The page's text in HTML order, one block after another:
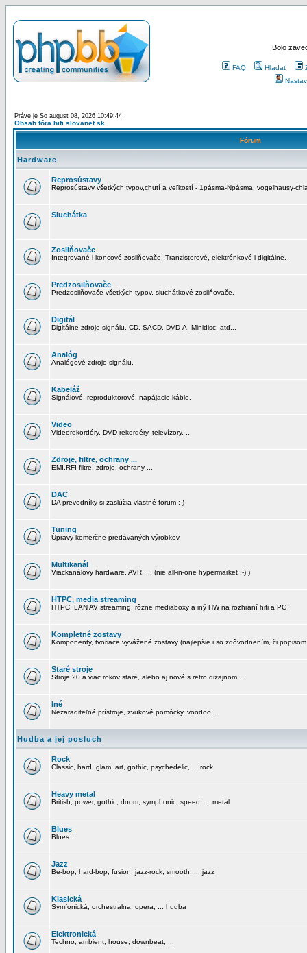
Bolo
FAQ Hľadať
Práve je So august 08, 2026 10:49:44
Obsah fóra hifi.slovanet.sk
Fórum
Hardware
Reprosústavy
Reprosústavy všetkých typov,chutí a veľkostí - 1pásma-Npásma, vogelhausy-
Sluchátka
Zosilňovače
Integrované i koncové zosilňovače. Tranzistorové, elektrónkové i digitálne.
Predzosilňovače
Predzosilňovače všetkých typov, sluchátkové zosilňovače.
Digitál
Digitálne zdroje signálu. CD, SACD, DVD-A, Minidisc, atď...
Analóg
Analógové zdroje signálu.
Kabeláž
Signálové, reproduktorové, napájacie káble.
Video
Videorekordéry, DVD rekordéry, televízory, ...
Zdroje, filtre, ochrany ...
EMI,RFI filtre, zdroje, ochrany ...
DAC
DA prevodníky si zaslúžia vlastné forum :-)
Tuning
Úpravy komerčne predávaných výrobkov.
Multikanál
Viackanálovy hardware, AVR, ... (nie all-in-one hypermarket :-) )
HTPC, media streaming
HTPC, LAN AV streaming, rôzne mediaboxy a iný HW na rozhraní hifi a PC
Kompletné zostavy
Komponenty, tvoriace vyvážené zostavy (najlepšie i so zdôvodnením, či
Staré stroje
Stroje 20 a viac rokov staré, alebo aj nové s retro dizajnom ...
Iné
Nezaraditeľné prístroje, zvukové pomôcky, voodoo ...
Hudba a jej posluch
Rock
Classic, hard, glam, art, gothic, psychedelic, ... rock
Heavy metal
British, power, gothic, doom, symphonic, speed, ... metal
Blues
Blues ...
Jazz
Be-bop, hard-bop, fusion, jazz-rock, smooth, ... jazz
Klasická
Symfonická, orchestrálna, opera, ... hudba
Elektronická
Techno, ambient, house, downbeat, ...